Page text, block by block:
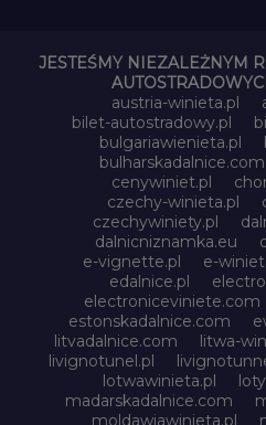
JESTEŚMY NIEZALEŻNYM
austria-winieta.pl
bilet-autostradowy.pl
bulgariawienieta.pl
bulharskadalnice.com
cenywiniet.pl
czechy-winieta.pl
czechywiniety.pl
dalnicniznamka.eu
e-vignette.pl
e-
edalnice.pl
electroniceviniete.com
estonskadalnice.com
litvadalnice.com
litwa-
livignotunel.pl
lotwawinieta.pl
madarskadalnice.com
moldawiawinieta.pl